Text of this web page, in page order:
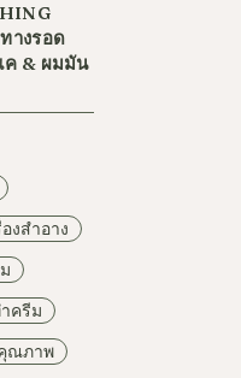
างรอด
ค & ผมมัน
งสำอาง
ครีม
ณภาพ